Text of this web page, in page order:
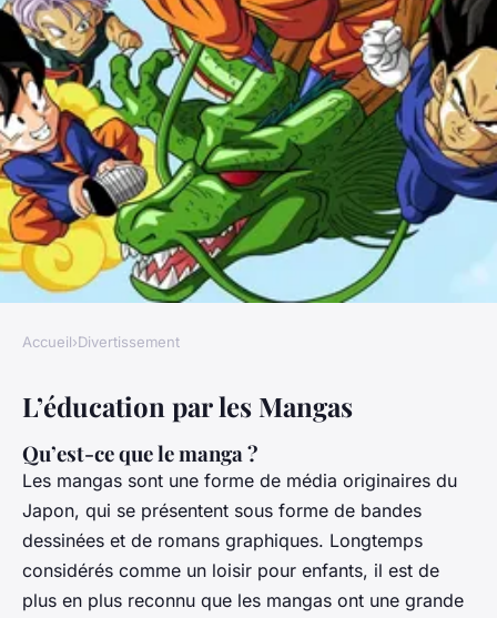
Les Mangas pour enfants :
éducation et divertissement
27 décembre 2023
Accueil›Divertissement
L’éducation par les Mangas
Qu’est-ce que le manga ?
Les mangas sont une forme de média originaires du
Japon, qui se présentent sous forme de bandes
dessinées et de romans graphiques. Longtemps
considérés comme un loisir pour enfants, il est de
plus en plus reconnu que les mangas ont une grande